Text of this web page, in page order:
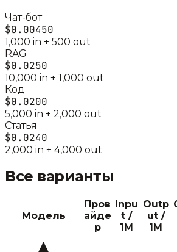
Чат-бот
$0.00450
1,000 in + 500 out
RAG
$0.0250
10,000 in + 1,000 out
Код
$0.0200
5,000 in + 2,000 out
Статья
$0.0240
2,000 in + 4,000 out
Все варианты
Модель
Пров
айде
р
Inpu
t /
1M
Outp
ut /
1M